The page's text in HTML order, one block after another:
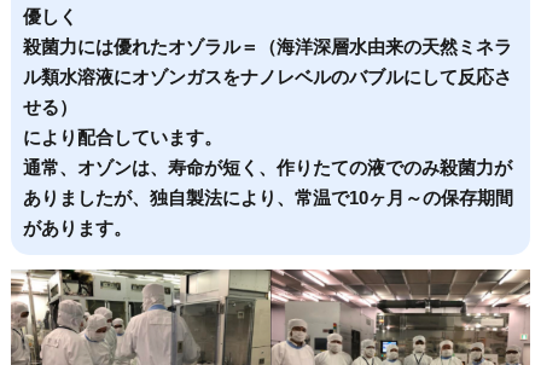
優しく
殺菌力には優れたオゾラル＝（海洋深層水由来の天然ミネラ
ル類水溶液にオゾンガスをナノレベルのバブルにして反応さ
せる）
により配合しています。
通常、オゾンは、寿命が短く、作りたての液でのみ殺菌力が
ありましたが、独自製法により、常温で10ヶ月～の保存期間
があります。